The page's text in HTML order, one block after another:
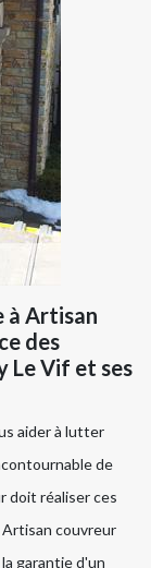
à Artisan
des
Le Vif et ses
aider à lutter
de
doit réaliser ces
couvreur
garantie d'un